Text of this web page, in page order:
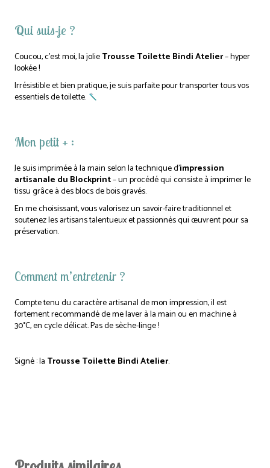
Qui suis-je ?
Coucou, c’est moi, la jolieTrousse Toilette Bindi Atelier– hyper
lookée !
Irrésistible et bien pratique, je suis parfaite pour transporter tous vos
essentiels de toilette.
Mon petit + :
Je suis imprimée à la main selon la technique d’impression
artisanale du Blockprint– un procédé qui consiste à imprimer le
tissu grâce à des blocs de bois gravés.
En me choisissant, vous valorisez un savoir-faire traditionnel et
soutenez les artisans talentueux et passionnés qui œuvrent pour sa
préservation.
Comment m’entretenir ?
Compte tenu du caractère artisanal de mon impression, il est
fortement recommandé de me laver à la main ou en machine à
30°C, en cycle délicat. Pas de sèche-linge !
Signé : la Trousse Toilette Bindi Atelier.